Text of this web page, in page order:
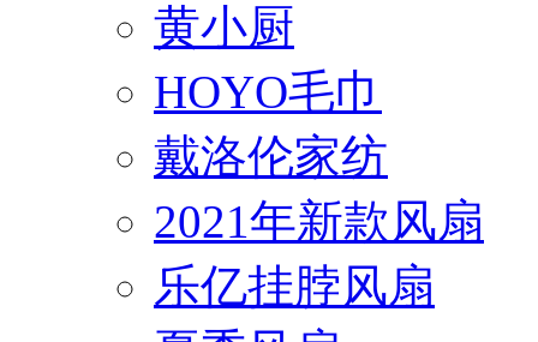
黄小厨
HOYO毛巾
戴洛伦家纺
2021年新款风扇
乐亿挂脖风扇